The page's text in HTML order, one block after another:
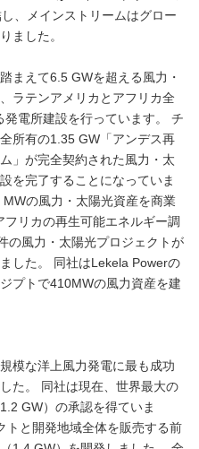
、メインストリームはグロー
ました。
まえて6.5 GWを超える風力・
ラテンアメリカとアフリカ全
電所建設を行っています。 チ
所有の1.35 GW「アンデス再
」が完全契約された風力・太
を完了することになっていま
の風力・太陽光資産を商業
リカの再生可能エネルギー調
の風力・太陽光プロジェクトが
した。 同社はLekela Powerの
プトで410MWの風力資産を建
模な洋上風力発電に最も成功
た。 同社は現在、世界最大の
GW）の承認を得ていま
トと開発地域全体を販売する前